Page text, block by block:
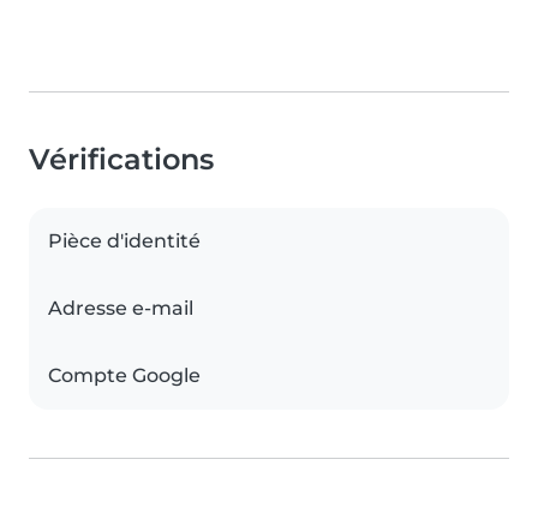
Vérifications
Pièce d'identité
Adresse e-mail
Compte Google